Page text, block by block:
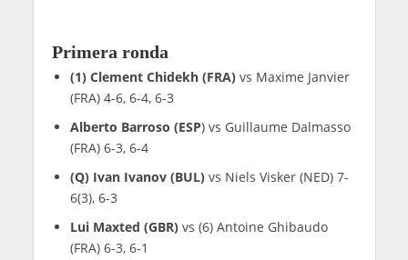
Primera ronda
(1) Clement Chidekh (FRA)vs Maxime Janvier
(FRA) 4-6, 6-4, 6-3
Alberto Barroso (ESP) vs Guillaume Dalmasso
(FRA) 6-3, 6-4
(Q) Ivan Ivanov (BUL)vs Niels Visker (NED) 7-
6(3), 6-3
Lui Maxted (GBR)vs (6) Antoine Ghibaudo
(FRA) 6-3, 6-1